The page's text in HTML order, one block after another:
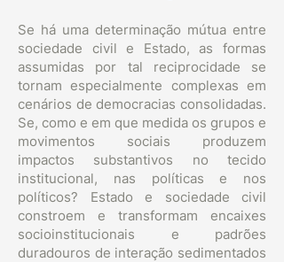
Se há uma determinação mútua entre
sociedade civil e Estado, as formas
assumidas por tal reciprocidade se
tornam especialmente complexas em
cenários de democracias consolidadas.
Se, como e em que medida os grupos e
movimentos sociais produzem
impactos substantivos no tecido
institucional, nas políticas e nos
políticos? Estado e sociedade civil
constroem e transformam encaixes
socioinstitucionais e padrões
duradouros de interação sedimentados